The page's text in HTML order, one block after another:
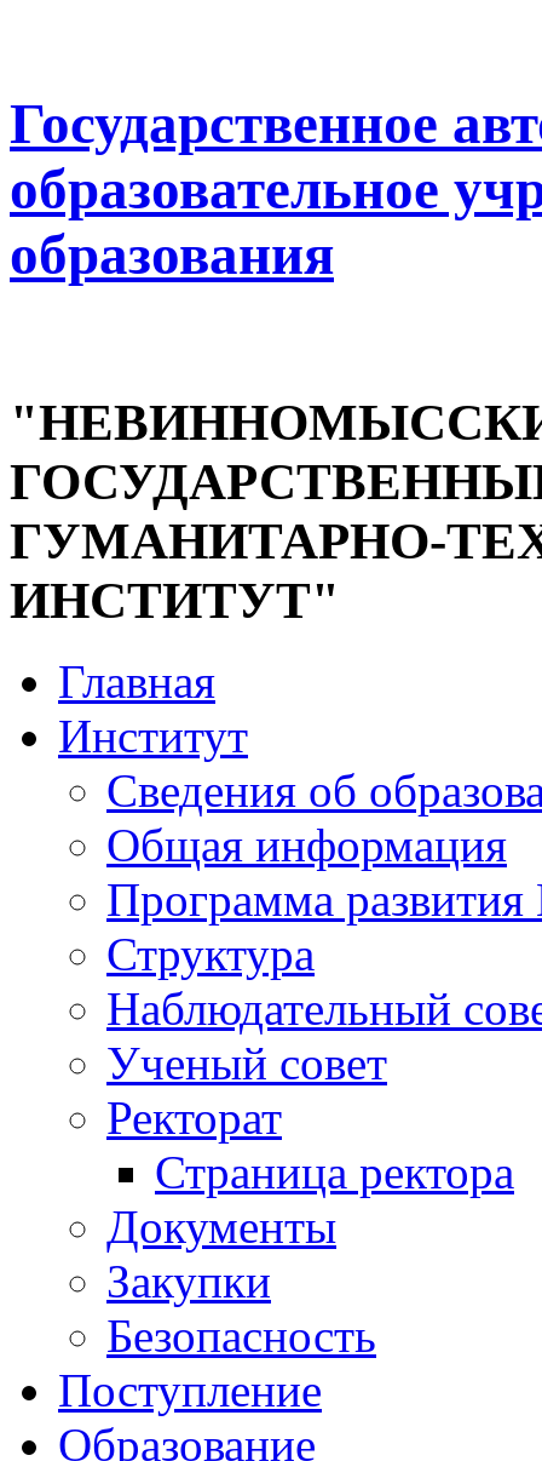
Государственное
образовательное
образования
ГУМАНИТАРНО-
ИНСТИТУТ"
Главная
Институт
Сведения об
Общая информация
Программа
Структура
Наблюдательный
Ученый совет
Ректорат
Страница ректора
Документы
Закупки
Безопасность
Поступление
Образование